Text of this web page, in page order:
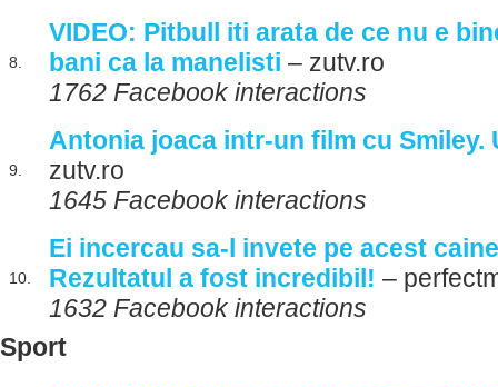
8.
VIDEO: Pitbull iti arata de ce nu e
bani ca la manelisti – zutv.ro
1762 Facebook interactions
9.
Antonia joaca intr-un film cu Smiley.
zutv.ro
1645 Facebook interactions
10.
Ei incercau sa-l invete pe acest
Rezultatul a fost incredibil! –
1632 Facebook interactions
Sport